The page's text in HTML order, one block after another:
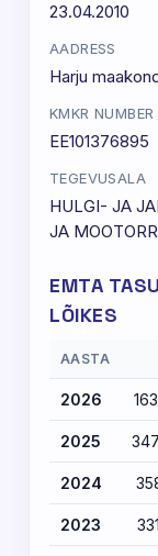
23.04.2010
AADRESS
Harju
KMKR NUMBER
EE101376895
TEGEVUSALA
HULGI- JA
JA
EMTA
LÕIKES
AASTA
2026
2025
2024
2023